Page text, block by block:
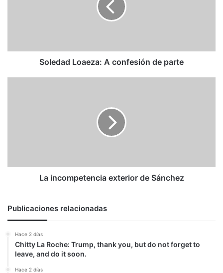
Soledad Loaeza: A confesión de parte
La incompetencia exterior de Sánchez
Publicaciones relacionadas
Hace 2 días
Chitty La Roche: Trump, thank you, but do not forget to
leave, and do it soon.
Hace 2 días